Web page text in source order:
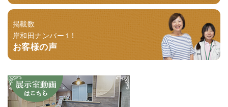
掲載数
岸和田ナンバー１！
お客様の声